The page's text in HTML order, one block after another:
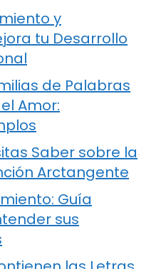
y
tu Desarrollo
de Palabras
Amor:
Saber sobre la
Arctangente
Guía
sus